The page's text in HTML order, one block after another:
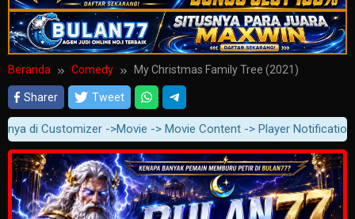
Beranda Comedy My Christmas Family Tree (2021)
Sharer Tweet
di Customizer ->Movie -> Movie Content -> Player Notification.